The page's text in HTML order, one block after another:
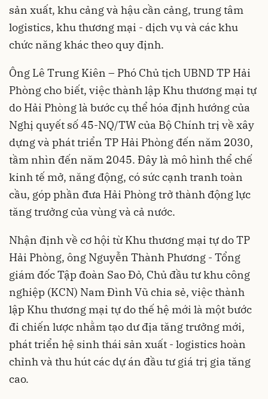
sản xuất, khu cảng và hậu cần cảng, trung tâm
logistics, khu thương mại - dịch vụ và các khu
chức năng khác theo quy định.
Ông Lê Trung Kiên – Phó Chủ tịch UBND TP Hải
Phòng cho biết, việc thành lập Khu thương mại tự
do Hải Phòng là bước cụ thể hóa định hướng của
Nghị quyết số 45-NQ/TW của Bộ Chính trị về xây
dựng và phát triển TP Hải Phòng đến năm 2030,
tầm nhìn đến năm 2045. Đây là mô hình thể chế
kinh tế mở, năng động, có sức cạnh tranh toàn
cầu, góp phần đưa Hải Phòng trở thành động lực
tăng trưởng của vùng và cả nước.
Nhận định về cơ hội từ Khu thương mại tự do TP
Hải Phòng, ông Nguyễn Thành Phương - Tổng
giám đốc Tập đoàn Sao Đỏ, Chủ đầu tư khu công
nghiệp (KCN) Nam Đình Vũ chia sẻ, việc thành
lập Khu thương mại tự do thế hệ mới là một bước
đi chiến lược nhằm tạo dư địa tăng trưởng mới,
phát triển hệ sinh thái sản xuất - logistics hoàn
chỉnh và thu hút các dự án đầu tư giá trị gia tăng
cao.